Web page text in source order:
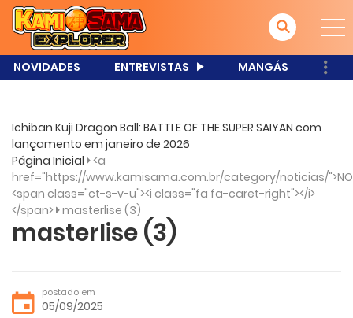
NOVIDADES ENTREVISTAS MANGÁS
Ichiban Kuji Dragon Ball: BATTLE OF THE SUPER SAIYAN com
lançamento em janeiro de 2026
Página Inicial <a
href="https://www.kamisama.com.br/category/noticias/
<span class="ct-s-v-u"><i class="fa fa-caret-right"></i>
</span> masterlise (3)
masterlise (3)
postado em
05/09/2025